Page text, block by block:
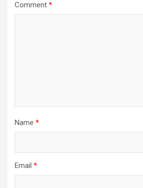
Comment *
Name *
Email *